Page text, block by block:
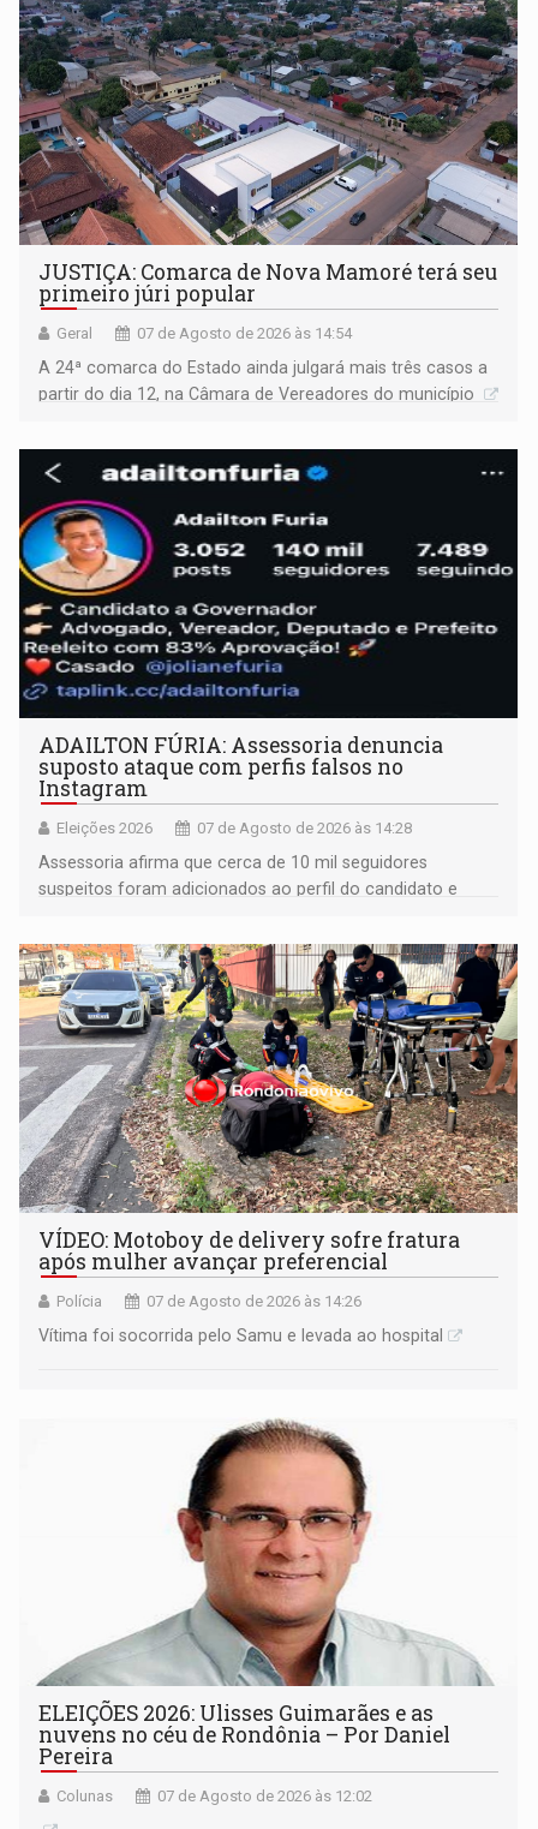
JUSTIÇA: Comarca de Nova Mamoré terá seu
primeiro júri popular
Geral 07 de Agosto de 2026 às 14:54
A 24ª comarca do Estado ainda julgará mais três casos a
partir do dia 12, na Câmara de Vereadores do município
ADAILTON FÚRIA: Assessoria denuncia
suposto ataque com perfis falsos no
Instagram
Eleições 2026 07 de Agosto de 2026 às 14:28
Assessoria afirma que cerca de 10 mil seguidores
suspeitos foram adicionados ao perfil do candidato e
remover as contas
VÍDEO: Motoboy de delivery sofre fratura
após mulher avançar preferencial
Polícia 07 de Agosto de 2026 às 14:26
Vítima foi socorrida pelo Samu e levada ao hospital
ELEIÇÕES 2026: Ulisses Guimarães e as
nuvens no céu de Rondônia – Por Daniel
Pereira
Colunas 07 de Agosto de 2026 às 12:02